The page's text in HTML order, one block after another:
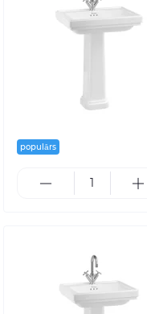
populārs